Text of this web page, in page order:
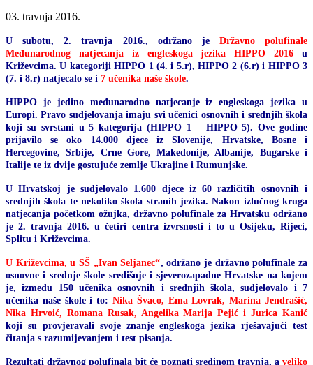
03. travnja 2016.
U subotu, 2. travnja 2016., održano je Državno polufinale
Međunarodnog natjecanja iz engleskoga jezika HIPPO 2016 u
Križevcima. U kategoriji HIPPO 1 (4. i 5.r), HIPPO 2 (6.r) i HIPPO 3
(7. i 8.r) natjecalo se i 7 učenika naše škole.
HIPPO je jedino međunarodno natjecanje iz engleskoga jezika u
Europi. Pravo sudjelovanja imaju svi učenici osnovnih i srednjih škola
koji su svrstani u 5 kategorija (HIPPO 1 – HIPPO 5). Ove godine
prijavilo se oko 14.000 djece iz Slovenije, Hrvatske, Bosne i
Hercegovine, Srbije, Crne Gore, Makedonije, Albanije, Bugarske i
Italije te iz dvije gostujuće zemlje Ukrajine i Rumunjske.
U Hrvatskoj je sudjelovalo 1.600 djece iz 60 različitih osnovnih i
srednjih škola te nekoliko škola stranih jezika. Nakon izlučnog kruga
natjecanja početkom ožujka, državno polufinale za Hrvatsku održano
je 2. travnja 2016. u četiri centra izvrsnosti i to u Osijeku, Rijeci,
Splitu i Križevcima.
U Križevcima, u SŠ „Ivan Seljanec“, održano je državno polufinale za
osnovne i srednje škole središnje i sjeverozapadne Hrvatske na kojem
je, između 150 učenika osnovnih i srednjih škola, sudjelovalo i 7
učenika naše škole i to: Nika Švaco, Ema Lovrak, Marina Jendrašić,
Nika Hrvoić, Romana Rusak, Angelika Marija Pejić i Jurica Kanić
koji su provjeravali svoje znanje engleskoga jezika rješavajući test
čitanja s razumijevanjem i test pisanja.
Rezultati državnog polufinala bit će poznati sredinom travnja, a veliko